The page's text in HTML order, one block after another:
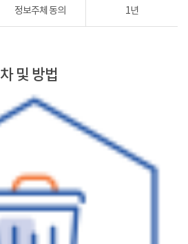
정보주체 동의 1년
및 방법